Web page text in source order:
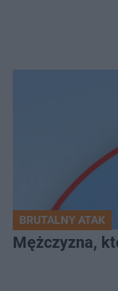
BRUTALNY ATAK
Mężczyzna,